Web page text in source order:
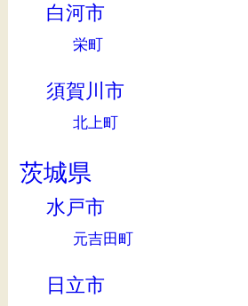
白河市
栄町
須賀川市
北上町
茨城県
水戸市
元吉田町
日立市